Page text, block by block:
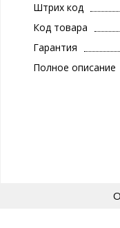
Штрих код
Код товара
Гарантия
Полное описание